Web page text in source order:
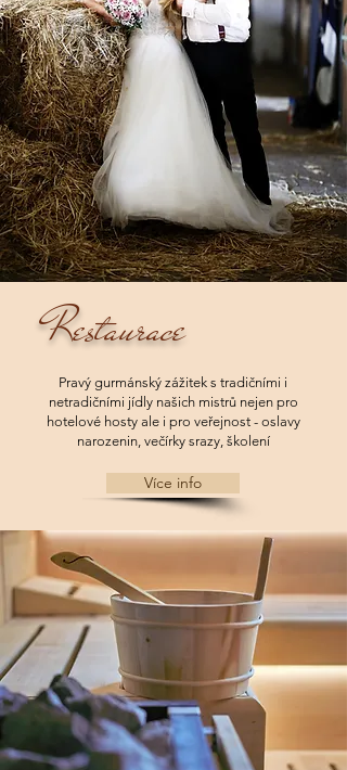
Restaurace
Pravý gurmánský zážitek s tradičními i
netradičními jídly našich mistrů nejen pro
hotelové hosty ale i pro veřejnost - oslavy
narozenin, večírky srazy, školení
Více info